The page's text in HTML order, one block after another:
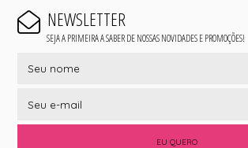
NEWSLETTER
SEJA A PRIMEIRA A SABER DE NOSSAS NOVIDADES E PROMOÇÕES!
EU QUERO